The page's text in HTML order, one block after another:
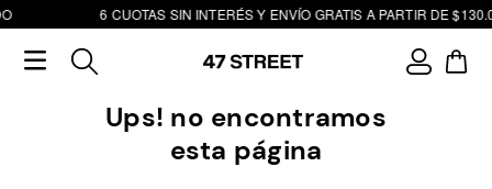
6 CUOTAS SIN INTERÉS Y ENVÍO GRATIS A PARTIR DE
Ups! no encontramos
esta página